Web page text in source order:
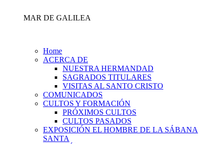
MAR DE GALILEA
Home
ACERCA DE
NUESTRA HERMANDAD
SAGRADOS TITULARES
VISITAS AL SANTO CRISTO
COMUNICADOS
CULTOS Y FORMACIÓN
PRÓXIMOS CULTOS
CULTOS PASADOS
EXPOSICIÓN EL HOMBRE DE LA SÁBANA
SANTA